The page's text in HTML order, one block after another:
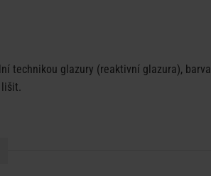
technikou glazury (reaktivní glazura),
lišit.